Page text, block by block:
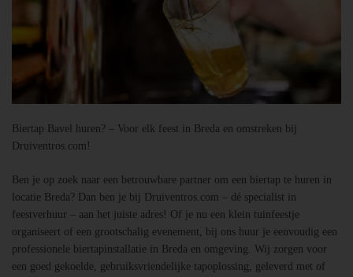
Biertap Bavel huren? – Voor elk feest in Breda en omstreken bij
Druiventros.com!
Ben je op zoek naar een betrouwbare partner om een biertap te huren in
locatie Breda? Dan ben je bij Druiventros.com – dé specialist in
feestverhuur – aan het juiste adres! Of je nu een klein tuinfeestje
organiseert of een grootschalig evenement, bij ons huur je eenvoudig een
professionele biertapinstallatie in Breda en omgeving. Wij zorgen voor
een goed gekoelde, gebruiksvriendelijke tapoplossing, geleverd met of